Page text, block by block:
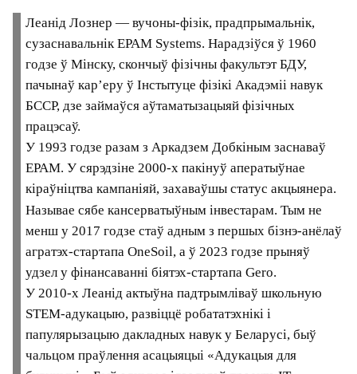
спецыялістаў.
Леанід Лознер — вучоны-фізік,
прадпрымальнік, сузаснавальнік EPAM
Systems. Нарадзіўся ў 1960 годзе ў Мінску,
скончыў фізічны факультэт БДУ, пачынаў
кар’еру ў Інстытуце фізікі Акадэміі навук
БССР, дзе займаўся аўтаматызацыяй фізічных
працэсаў.
У 1993 годзе разам з Аркадзем Добкіным
заснаваў EPAM. У сярэдзіне 2000‑х пакінуў
аператыўнае кіраўніцтва кампаніяй,
захаваўшы статус акцыянера.
Называе сябе кансерватыўным інвестарам.
Тым не менш у 2017 годзе стаў адным з
першых бізнэ-анёлаў агратэх-стартапа
OneSoil, а ў 2023 годзе прыняў удзел у